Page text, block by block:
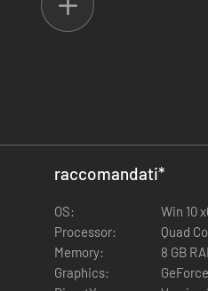
raccomandati*
OS:
Win 10
Processor:
Quad
Memory:
8 GB
Graphics: